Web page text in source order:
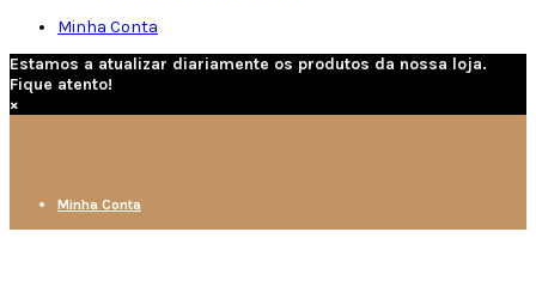
Minha Conta
Estamos a atualizar diariamente os produtos da nossa loja.
Fique atento!
×
Minha Conta